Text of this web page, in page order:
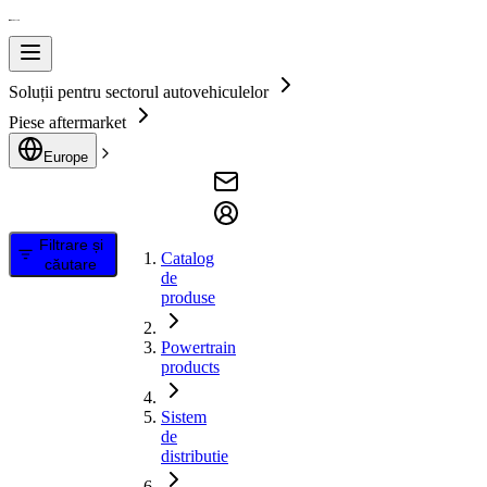
Soluții pentru sectorul autovehiculelor
Piese aftermarket
Europe
Filtrare și
căutare
Catalog
de
produse
Powertrain
products
Sistem
de
distributie